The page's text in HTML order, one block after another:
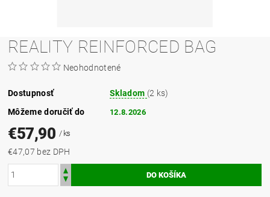
REALITY REINFORCED BAG
Neohodnotené
Dostupnosť Skladom (2 ks)
Môžeme doručiť do
12.8.2026
€57,90 / ks
€47,07 bez DPH